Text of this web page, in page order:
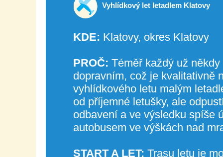
Vyhlídkový let letadlem Klatovy
KDE: Klatovy, okres Klatovy
PROČ: Téměř každý už
dopravním, což je kvalitativně
vyhlídkového letu malým
od příjemné letušky, ale
odbavení a ve výsledku spíše
autobusem ve výškách nad
START A LET: Trasu letu je